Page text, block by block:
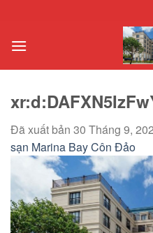
nội
Đã xuất bản 30 Tháng 9,
sạn Marina Bay Côn Đảo